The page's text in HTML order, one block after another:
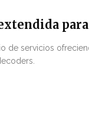
de servicios